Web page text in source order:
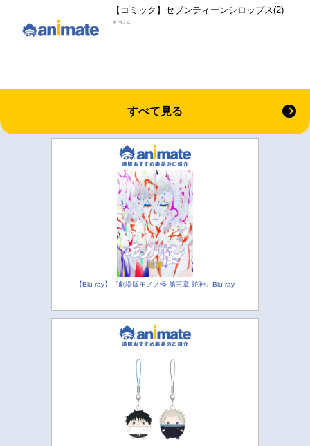
【コミック】セブンティーンシロップス(2)
￥924
すべて見る
【Blu-ray】『劇場版モノノ怪 第三章 蛇神』Blu-ray